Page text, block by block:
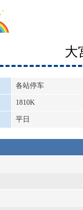
大
各站停车
1810K
平日